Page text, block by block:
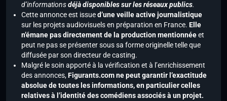
d’informationsdéjà disponibles sur les réseaux publics.
Cette annonce est issued’une veille active journalistique
sur les projets audiovisuels en préparation en France. Elle
n’émane pas directement de la production mentionnéeet
peut ne pas se présenter sous sa forme originelle telle que
diffusée par son directeur de casting.
Malgré le soin apporté à la vérification et à l’enrichissement
des annonces,Figurants.com ne peut garantir l’exactitude
absolue de toutes les informations, en particulier celles
relatives à l’identité des comédiens associés à un projet.